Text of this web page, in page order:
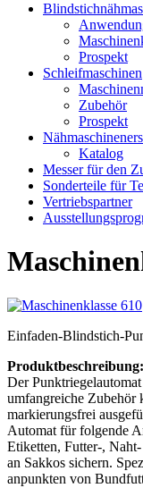
Prospekt
Schleifmaschinen
Zubehör
Prospekt
Katalog
Messer für den
Sonderteile für
Vertriebspartner
Einfaden-Blindstich-
Produktbeschreibung:
Der
umfangreiche Zubehör
markierungsfrei
Automat für folgende
Etiketten, Futter-,
an Sakkos sichern.
anpunkten von